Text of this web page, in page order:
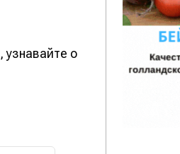
, узнавайте о